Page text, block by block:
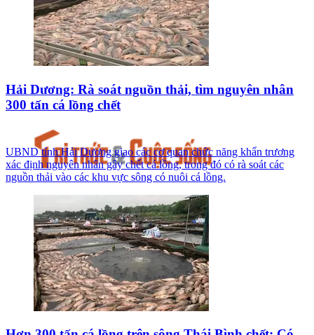
Hải Dương: Rà soát nguồn thải, tìm nguyên nhân
300 tấn cá lồng chết
UBND tỉnh Hải Dương giao các cơ quan chức năng khẩn trương
xác định nguyên nhân gây chết cá lồng, trong đó có rà soát các
nguồn thải vào các khu vực sông có nuôi cá lồng.